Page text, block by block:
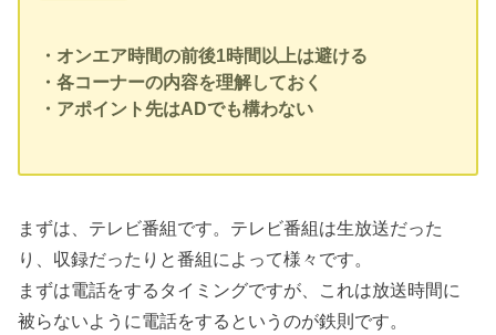
・オンエア時間の前後1時間以上は避ける
・各コーナーの内容を理解しておく
・アポイント先はADでも構わない
まずは、テレビ番組です。テレビ番組は生放送だった
り、収録だったりと番組によって様々です。
まずは電話をするタイミングですが、これは放送時間に
被らないように電話をするというのが鉄則です。